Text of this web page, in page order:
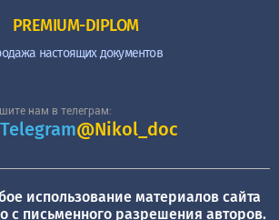
PREMIUM-DIPLOM
настоящих документов
нам в телеграм:
Telegram@Nikol_doc
использование материалов сайта
с письменного разрешения авторов.